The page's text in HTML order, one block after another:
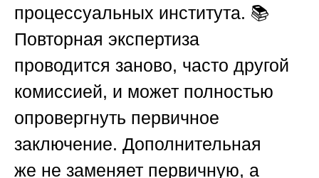
процессуальных института. 📚
Повторная экспертиза
проводится заново, часто другой
комиссией, и может полностью
опровергнуть первичное
заключение. Дополнительная
же не заменяет первичную, а